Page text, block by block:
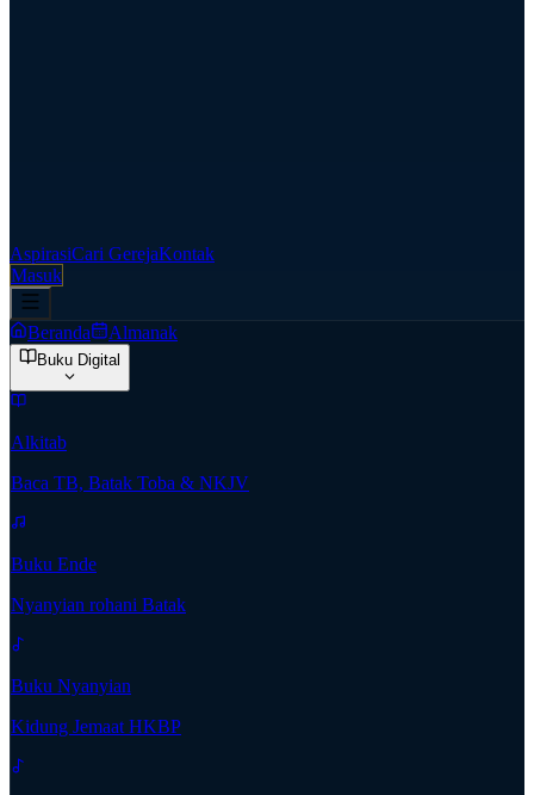
AspirasiCari GerejaKontak
Masuk
Beranda Almanak
Buku Digital
Alkitab
Baca TB, Batak Toba & NKJV
Buku Ende
Nyanyian rohani Batak
Buku Nyanyian
Kidung Jemaat HKBP